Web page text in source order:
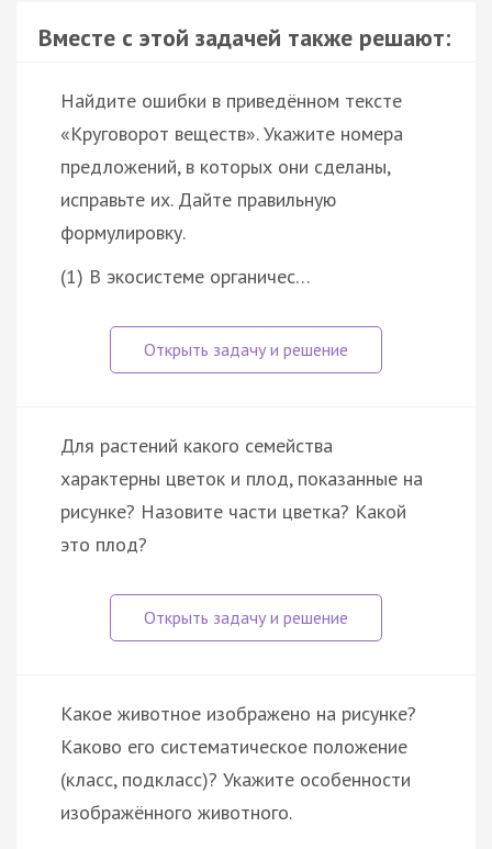
Вместе с этой задачей также решают:
Найдите ошибки в приведённом тексте
«Круговорот веществ». Укажите номера
предложений, в которых они сделаны,
исправьте их. Дайте правильную
формулировку.
(1) В экосистеме органичес…
Для растений какого семейства
характерны цветок и плод, показанные на
рисунке? Назовите части цветка? Какой
это плод?
Какое животное изображено на рисунке?
Каково его систематическое положение
(класс, подкласс)? Укажите особенности
изображённого животного.